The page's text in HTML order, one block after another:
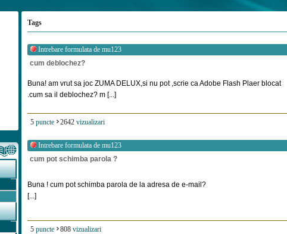
Tags
Intrebare formulata de mu123
cum deblochez?
Buna! am vrut sa joc ZUMA DELUX,si nu pot ,scrie ca Adobe Flash Plaer blocat
.cum sa il deblochez? m [...]
5 puncte 2642 vizualizari
Intrebare formulata de mu123
cum pot schimba parola ?
Buna ! cum pot schimba parola de la adresa de e-mail?
[...]
5 puncte 808 vizualizari